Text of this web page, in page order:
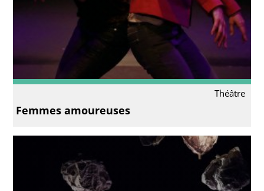
Théâtre
Femmes amoureuses